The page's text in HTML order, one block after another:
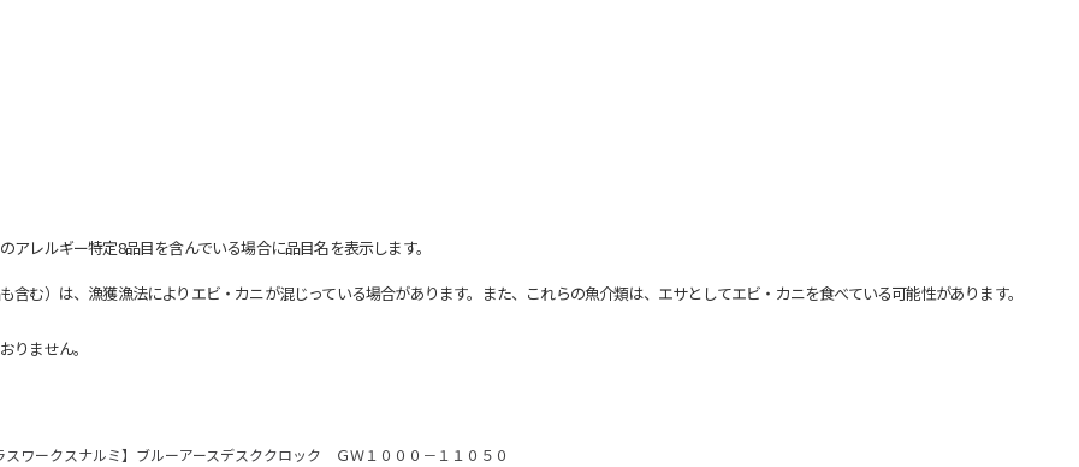
レルギー特定8品目を含んでいる場合に品目名を表示します。
む）は、漁獲漁法によりエビ・カニが混じっている場合があります。また、これらの魚介類は、エサとしてエビ・カニを食べている可能性があります。
りません。
スワークスナルミ】ブルーアースデスククロック ＧＷ１０００－１１０５０